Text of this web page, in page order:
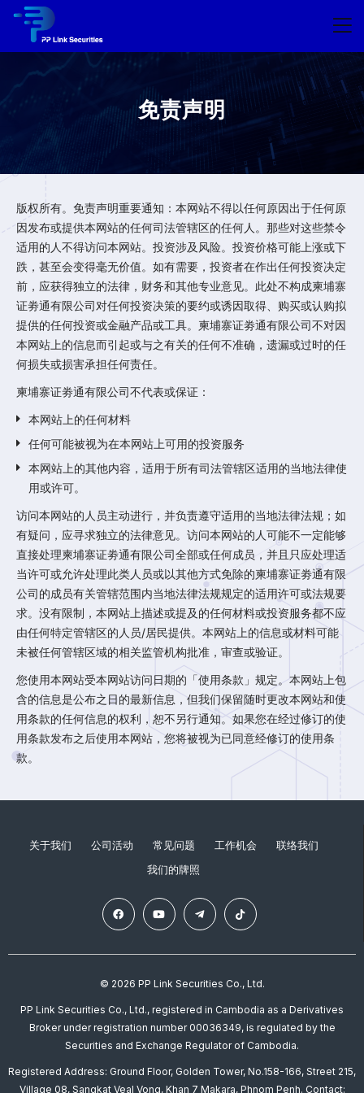
免责声明
版权所有。免责声明重要通知：本网站不得以任何原因出于任何原
因发布或提供本网站的任何司法管辖区的任何人。那些对这些禁令
适用的人不得访问本网站。投资涉及风险。投资价格可能上涨或下
跌，甚至会变得毫无价值。如有需要，投资者在作出任何投资决定
前，应获得独立的法律，财务和其他专业意见。此处不构成柬埔寨
证劵通有限公司对任何投资决策的要约或诱因取得、购买或认购拟
提供的任何投资或金融产品或工具。柬埔寨证劵通有限公司不对因
本网站上的信息而引起或与之有关的任何不准确，遗漏或过时的任
何损失或损害承担任何责任。
柬埔寨证劵通有限公司不代表或保证：
本网站上的任何材料
任何可能被视为在本网站上可用的投资服务
本网站上的其他内容，适用于所有司法管辖区适用的当地法律使
用或许可。
访问本网站的人员主动进行，并负责遵守适用的当地法律法规；如
有疑问，应寻求独立的法律意见。访问本网站的人可能不一定能够
直接处理柬埔寨证劵通有限公司全部或任何成员，并且只应处理适
当许可或允许处理此类人员或以其他方式免除的柬埔寨证劵通有限
公司的成员有关管辖范围内当地法律法规规定的适用许可或法规要
求。没有限制，本网站上描述或提及的任何材料或投资服务都不应
由任何特定管辖区的人员/居民提供。本网站上的信息或材料可能
未被任何管辖区域的相关监管机构批准，审查或验证。
您使用本网站受本网站访问日期的「使用条款」规定。本网站上包
含的信息是公布之日的最新信息，但我们保留随时更改本网站和使
用条款的任何信息的权利，恕不另行通知。如果您在经过修订的使
用条款发布之后使用本网站，您将被视为已同意经修订的使用条
款。
关于我们 公司活动 常见问题 工作机会
联络我们
我们的牌照
© 2026 PP Link Securities Co., Ltd.
PP Link Securities Co., Ltd., registered in Cambodia as a Derivatives
Broker under registration number 00036349, is regulated by the
Securities and Exchange Regulator of Cambodia.
Registered Address: Ground Floor, Golden Tower, No.158-166, Street 215,
Village 08, Sangkat Veal Vong, Khan 7 Makara, Phnom Penh. Contact: